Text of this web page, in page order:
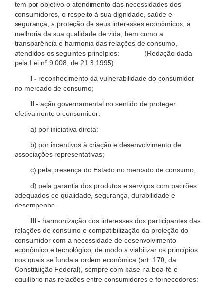
tem por objetivo o atendimento das necessidades dos
consumidores, o respeito à sua dignidade, saúde e
segurança, a proteção de seus interesses econômicos, a
melhoria da sua qualidade de vida, bem como a
transparência e harmonia das relações de consumo,
atendidos os seguintes princípios: (Redação dada
pela Lei nº 9.008, de 21.3.1995)
I - reconhecimento da vulnerabilidade do consumidor
no mercado de consumo;
II - ação governamental no sentido de proteger
efetivamente o consumidor:
a) por iniciativa direta;
b) por incentivos à criação e desenvolvimento de
associações representativas;
c) pela presença do Estado no mercado de consumo;
d) pela garantia dos produtos e serviços com padrões
adequados de qualidade, segurança, durabilidade e
desempenho.
III - harmonização dos interesses dos participantes das
relações de consumo e compatibilização da proteção do
consumidor com a necessidade de desenvolvimento
econômico e tecnológico, de modo a viabilizar os princípios
nos quais se funda a ordem econômica (art. 170, da
Constituição Federal), sempre com base na boa-fé e
equilíbrio nas relações entre consumidores e fornecedores;